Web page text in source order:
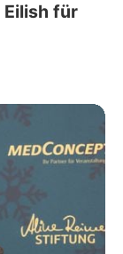
Eilish für